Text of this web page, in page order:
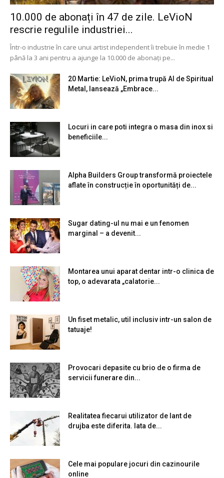
10.000 de abonați în 47 de zile. LeVioN
rescrie regulile industriei...
Într-o industrie în care unui artist independent îi trebuie în medie 1
până la 3 ani pentru a ajunge la 10.000 de abonați pe...
20 Martie: LeVioN, prima trupă AI de Spiritual
Metal, lansează „Embrace...
Locuri in care poti integra o masa din inox si
beneficiile...
Alpha Builders Group transformă proiectele
aflate în construcție în oportunități de...
Sugar dating-ul nu mai e un fenomen
marginal – a devenit...
Montarea unui aparat dentar intr-o clinica de
top, o adevarata „calatorie...
Un fiset metalic, util inclusiv intr-un salon de
tatuaje!
Provocari depasite cu brio de o firma de
servicii funerare din...
Realitatea fiecarui utilizator de lant de
drujba este diferita. Iata de...
Cele mai populare jocuri din cazinourile
online